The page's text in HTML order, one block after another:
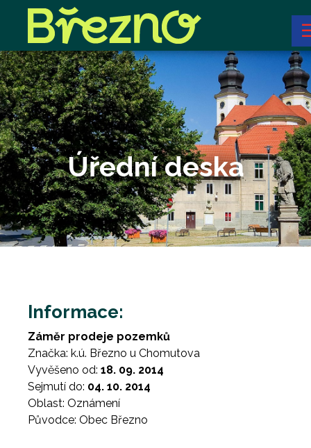
Úřední deska
Informace:
Záměr prodeje pozemků
Značka: k.ú. Březno u Chomutova
Vyvěšeno od: 18. 09. 2014
Sejmutí do: 04. 10. 2014
Oblast: Oznámení
Původce: Obec Březno